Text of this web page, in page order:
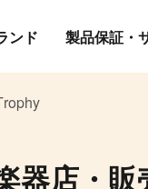
ンド 製品保証・
器店・